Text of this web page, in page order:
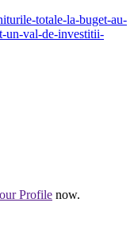
totale-la-buget-au-
un-val-de-investitii-
Profile now.